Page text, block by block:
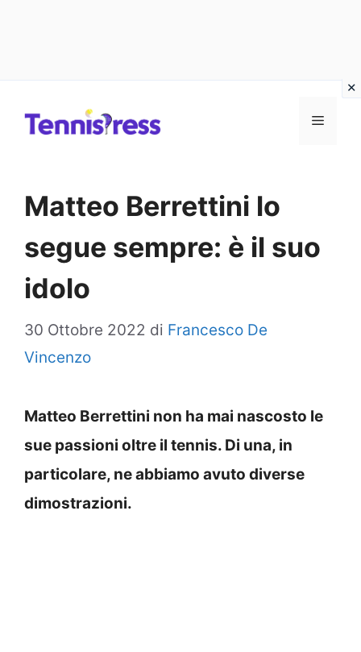
MENU
Matteo Berrettini lo
segue sempre: è il suo
idolo
30 Ottobre 2022 di Francesco De
Vincenzo
Matteo Berrettini non ha mai nascosto le
sue passioni oltre il tennis. Di una, in
particolare, ne abbiamo avuto diverse
dimostrazioni.